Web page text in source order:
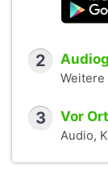
2
Weitere
3 Vor
Audio,